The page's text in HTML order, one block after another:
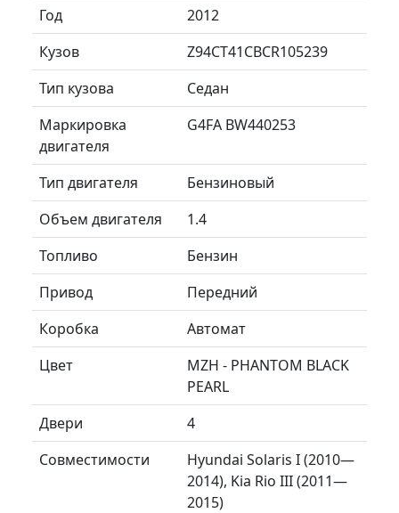
Год
2012
Кузов
Z94CT41CBCR105239
Тип кузова
Седан
Маркировка
двигателя
G4FA BW440253
Тип двигателя
Бензиновый
Объем двигателя
1.4
Топливо
Бензин
Привод
Передний
Коробка
Автомат
Цвет
MZH - PHANTOM BLACK
PEARL
Двери
4
Совместимости
Hyundai Solaris I (2010—
2014), Kia Rio III (2011—
2015)